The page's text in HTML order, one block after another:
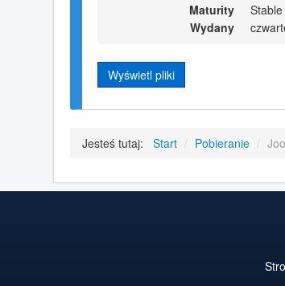
Maturity
Stable
Wydany
Wyświetl pliki
Jesteś tutaj: Start / Pobieranie /